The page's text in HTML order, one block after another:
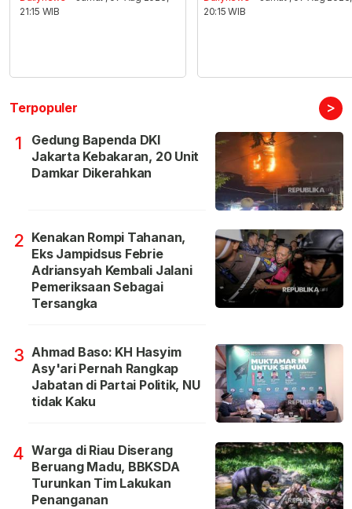
21:15 WIB
20:15 WIB
Terpopuler >
1
Gedung Bapenda DKI
Jakarta Kebakaran, 20 Unit
Damkar Dikerahkan
2 Kenakan Rompi Tahanan,
Eks Jampidsus Febrie
Adriansyah Kembali Jalani
Pemeriksaan Sebagai
Tersangka
3 Ahmad Baso: KH Hasyim
Asy'ari Pernah Rangkap
Jabatan di Partai Politik, NU
tidak Kaku
4 Warga di Riau Diserang
Beruang Madu, BBKSDA
Turunkan Tim Lakukan
Penanganan